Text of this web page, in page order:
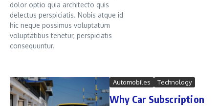
dolor optio quia architecto quis
delectus perspiciatis. Nobis atque id
hic neque possimus voluptatum
voluptatibus tenetur, perspiciatis
consequuntur.
Automobiles Technology
Why Car Subscription